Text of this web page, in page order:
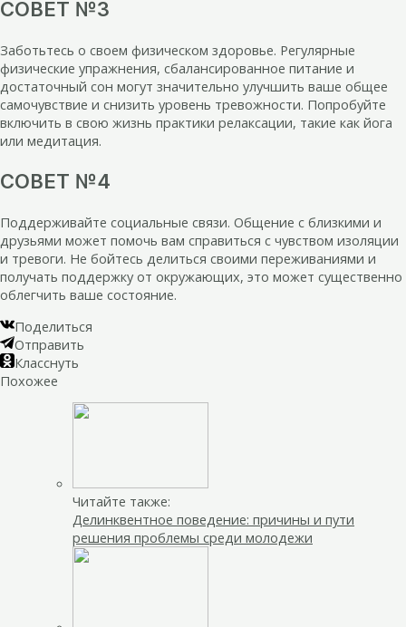
СОВЕТ №3
Заботьтесь о своем физическом здоровье. Регулярные
физические упражнения, сбалансированное питание и
достаточный сон могут значительно улучшить ваше общее
самочувствие и снизить уровень тревожности. Попробуйте
включить в свою жизнь практики релаксации, такие как йога
или медитация.
СОВЕТ №4
Поддерживайте социальные связи. Общение с близкими и
друзьями может помочь вам справиться с чувством изоляции
и тревоги. Не бойтесь делиться своими переживаниями и
получать поддержку от окружающих, это может существенно
облегчить ваше состояние.
Поделиться
Отправить
Класснуть
Похожее
Читайте также:
Делинквентное поведение: причины и пути
решения проблемы среди молодежи